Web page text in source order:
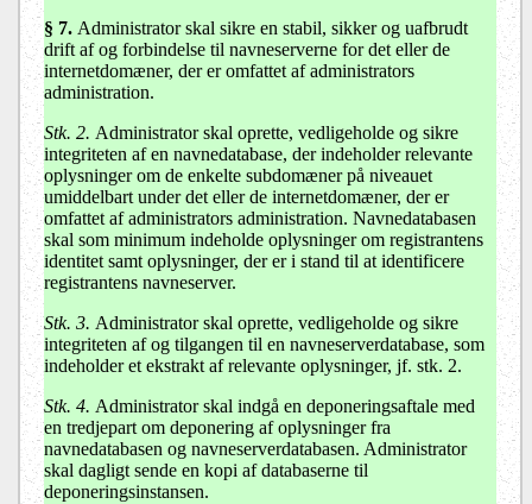
§ 7. Administrator skal sikre en stabil, sikker og uafbrudt
drift af og forbindelse til navneserverne for det eller de
internetdomæner, der er omfattet af administrators
administration.
Stk. 2. Administrator skal oprette, vedligeholde og sikre
integriteten af en navnedatabase, der indeholder relevante
oplysninger om de enkelte subdomæner på niveauet
umiddelbart under det eller de internetdomæner, der er
omfattet af administrators administration. Navnedatabasen
skal som minimum indeholde oplysninger om registrantens
identitet samt oplysninger, der er i stand til at identificere
registrantens navneserver.
Stk. 3. Administrator skal oprette, vedligeholde og sikre
integriteten af og tilgangen til en navneserverdatabase, som
indeholder et ekstrakt af relevante oplysninger, jf. stk. 2.
Stk. 4. Administrator skal indgå en deponeringsaftale med
en tredjepart om deponering af oplysninger fra
navnedatabasen og navneserverdatabasen. Administrator
skal dagligt sende en kopi af databaserne til
deponeringsinstansen.